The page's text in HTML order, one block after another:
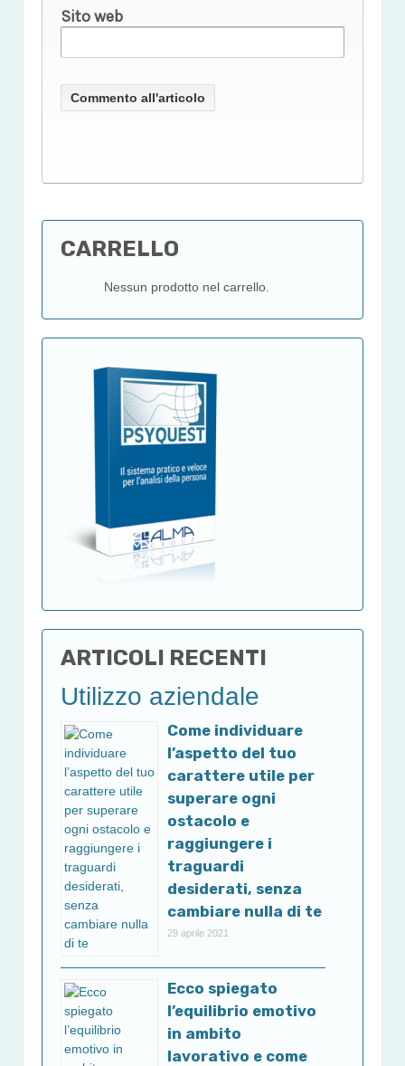
Sito web
CARRELLO
Nessun prodotto nel carrello.
ARTICOLI RECENTI
Utilizzo aziendale
Come individuare
l’aspetto del tuo
carattere utile per
superare ogni
ostacolo e
raggiungere i
traguardi
desiderati, senza
cambiare nulla di te
29 aprile 2021
Ecco spiegato
l’equilibrio emotivo
in ambito
lavorativo e come